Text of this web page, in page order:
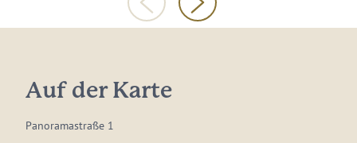
Auf der Karte
Panoramastraße 1